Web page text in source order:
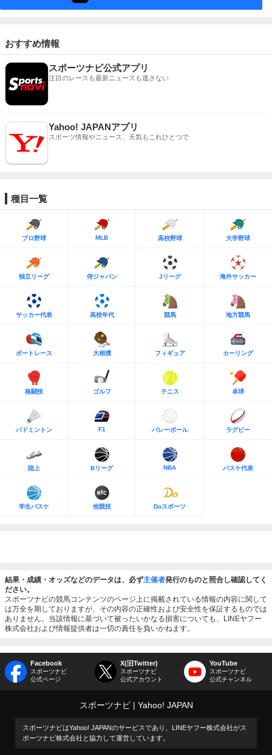
おすすめ情報
スポーツナビ公式アプリ
注目のレースも最新ニュースも逃さない
Yahoo! JAPANアプリ
スポーツ情報やニュース、天気もこれひとつで
種目一覧
プロ野球 MLB 高校野球 大学野球
独立リーグ 侍ジャパン Jリーグ 海外サッカー
サッカー代表 高校年代 競馬 地方競馬
ボートレース 大相撲 フィギュア カーリング
格闘技 ゴルフ テニス 卓球
バドミントン F1 バレーボール ラグビー
陸上 Bリーグ NBA バスケ代表
学生バスケ 他競技 Doスポーツ
結果・成績・オッズなどのデータは、必ず主催者発行のものと照合し確認してく
ださい。
スポーツナビの競馬コンテンツのページ上に掲載されている情報の内容に関して
は万全を期しておりますが、その内容の正確性および安全性を保証するものでは
ありません。当該情報に基づいて被ったいかなる損害についても、LINEヤフー
株式会社および情報提供者は一切の責任を負いかねます。
Facebook
スポーツナビ
公式ページ
X(旧Twitter)
スポーツナビ
公式アカウント
YouTube
スポーツナビ
公式チャンネル
スポーツナビ Yahoo! JAPAN
スポーツナビはYahoo! JAPANのサービスであり、LINEヤフー株式会社がス
ポーツナビ株式会社と協力して運営しています。